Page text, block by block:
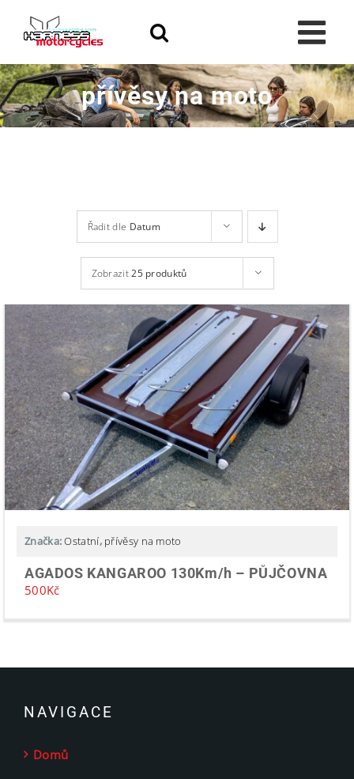
content
přívěsy na moto
Řadit dle Datum
Zobrazit25 produktů
Značka:Ostatní, přívěsy na moto
AGADOS KANGAROO 130Km/h – PŮJČOVNA
500Kč
NAVIGACE
Domů